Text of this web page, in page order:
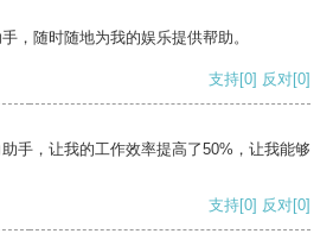
，随时随地为我的娱乐提供帮助。
支持[0] 反对[0]
手，让我的工作效率提高了50%，让我能够
支持[0] 反对[0]